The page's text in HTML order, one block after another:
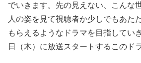
でいきます。先の見えない、こんな
人の姿を見て視聴者か少しでもあた
もらえるようなドラマを目指してい
日（木）に放送スタートするこのド